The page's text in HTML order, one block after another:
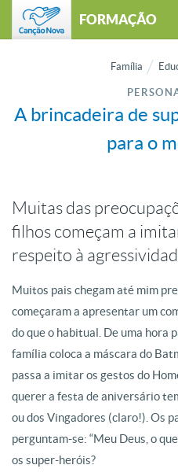
FORMAÇÃO
Família
A brincadeira de
para o
Muitas das
filhos começam a
respeito à
Muitos pais chegam até mim
começaram a apresentar um
do que o habitual. De uma hora
família coloca a máscara do
passa a imitar os gestos do
querer a festa de aniversário
ou dos Vingadores (claro!). Os
perguntam-se: “Meu Deus, o
os super-heróis?